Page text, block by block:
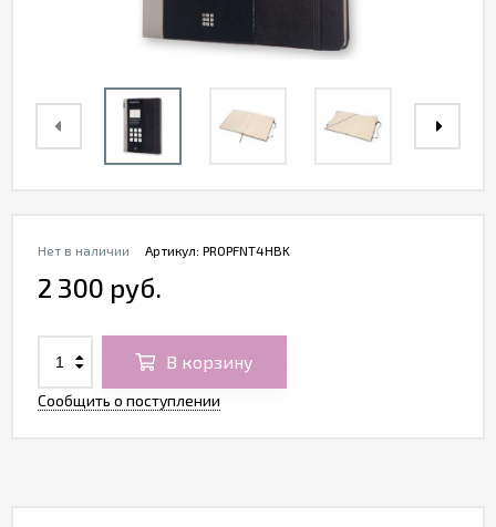
Артикул: PROPFNT4HBK
Нет в наличии
2 300 руб.
В корзину
Сообщить о поступлении